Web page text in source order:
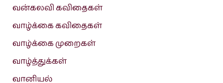
வன்கலவி கவிதைகள்
வாழ்க்கை கவிதைகள்
வாழ்க்கை முறைகள்
வாழ்த்துக்கள்
வானியல்